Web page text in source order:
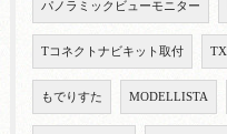
パノラミックビューモニター
Tコネクトナビキット取付 TX
もでりすた MODELLISTA